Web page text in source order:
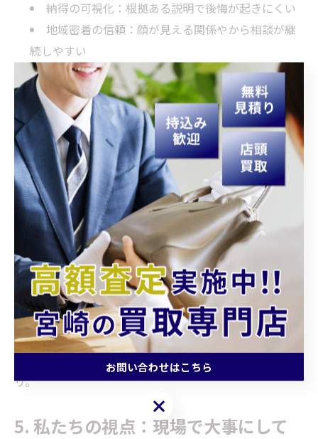
納得の可視化：根拠ある説明で後悔が起きにくい
地域密着の信頼：顔が見える関係やから相談が継
続しやすい
この体験設計が、リピーターや口コミにつながる合理的
な理由やね。教育的に言えば、接客設計とプロセス可視
化が価値を生む好例や。
4. 基本情報（10:00〜18:00・水曜定
休・0982-20-9911）
営業時間：10:00～18:00
定休日：水曜日
連絡先：0982-20-9911
直近更新：2025/12/22～2025/12/29にブログで事
例が多数
初めての方は、持ち物（本人確認書類・付属品）を揃え
て行くとスムーズやで。電話で混雑状況を聞くんもア
リ。
5. 私たちの視点：現場で大事にして
お問い合わせはこちら
お問い合わせはこちら